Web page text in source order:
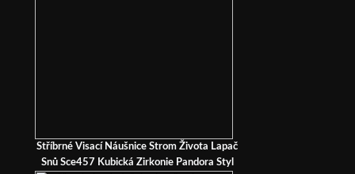
Stříbrné Visací Náušnice Strom Života Lapač
Snů Sce457 Kubická Zirkonie Pandora Styl